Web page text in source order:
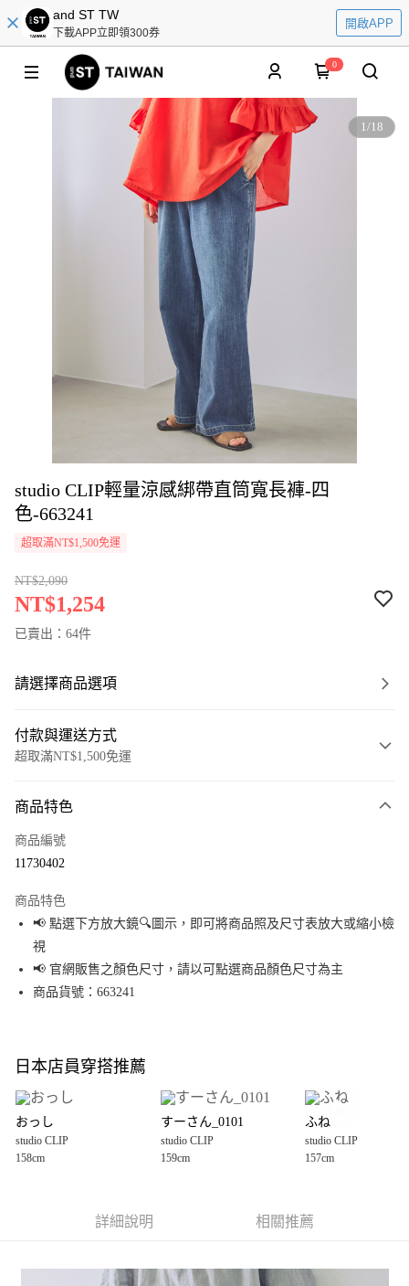
and ST TW
下載APP立即領300券
開啟APP
0
1/18
studio CLIP輕量涼感綁帶直筒寬長褲-四
色-663241
超取滿NT$1,500免運
NT$2,090
NT$1,254
已賣出：64件
請選擇商品選項
付款與運送方式
超取滿NT$1,500免運
信用卡一次付款
Apple Pay
街口支付
悠遊付
全盈+PAY
大哥付你分期
【大哥付你分期使用說明】
1.本服務由台灣大哥大提供，台灣大哥大用戶可立即使用無須另外申請。
2.付款方式選擇「大哥付你分期」，訂單成立後會自動跳轉到大哥付的交易
3.實際核准額度、可分期數及費用金額請依後續交易確認頁面所載為準。
4.訂單成立30分鐘內，如未前往確認交易或遇審核未通過，訂單將自動取
【繳款方式說明】
AFTEE先享後付
３．安心：先確認商品／服務後，再付款。
每筆NT$80，滿NT$1,500(含以上)免運費
商品特色
商品編號
11730402
商品特色
📢 點選下方放大鏡🔍圖示，即可將商品照及尺寸表放大或縮小檢
視
📢 官網販售之顏色尺寸，請以可點選商品顏色尺寸為主
商品貨號：663241
日本店員穿搭推薦
おっし
studio CLIP
158cm
すーさん_0101
studio CLIP
159cm
ふね
studio CLIP
157cm
詳細說明 相關推薦